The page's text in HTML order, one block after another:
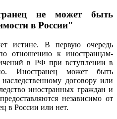
не может быть
в России"
истине. В первую очередь
отношению к иностранцам-
в РФ при вступлении в
Иностранец может быть
договору или
иностранных граждан и
независимо от
в России или нет.